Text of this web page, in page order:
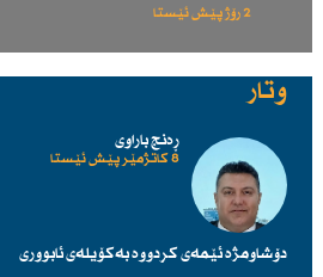
2 رۆژ پێش ئێستا
وتار
ڕەنج باراوی
8 کاتژمێر پێش ئێستا
دۆشاومژە ئێمەی کردووە بەکۆیلەی ئابووری